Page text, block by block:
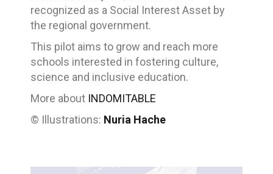
recognized as a Social Interest Asset by
the regional government.
This pilot aims to grow and reach more
schools interested in fostering culture,
science and inclusive education.
More about INDOMITABLE
© Illustrations: Nuria Hache